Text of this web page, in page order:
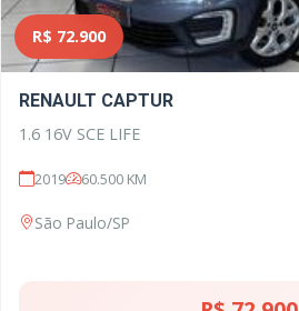
R$ 72.900
RENAULT CAPTUR
1.6 16V SCE LIFE
2019 60.500 KM
São Paulo/SP